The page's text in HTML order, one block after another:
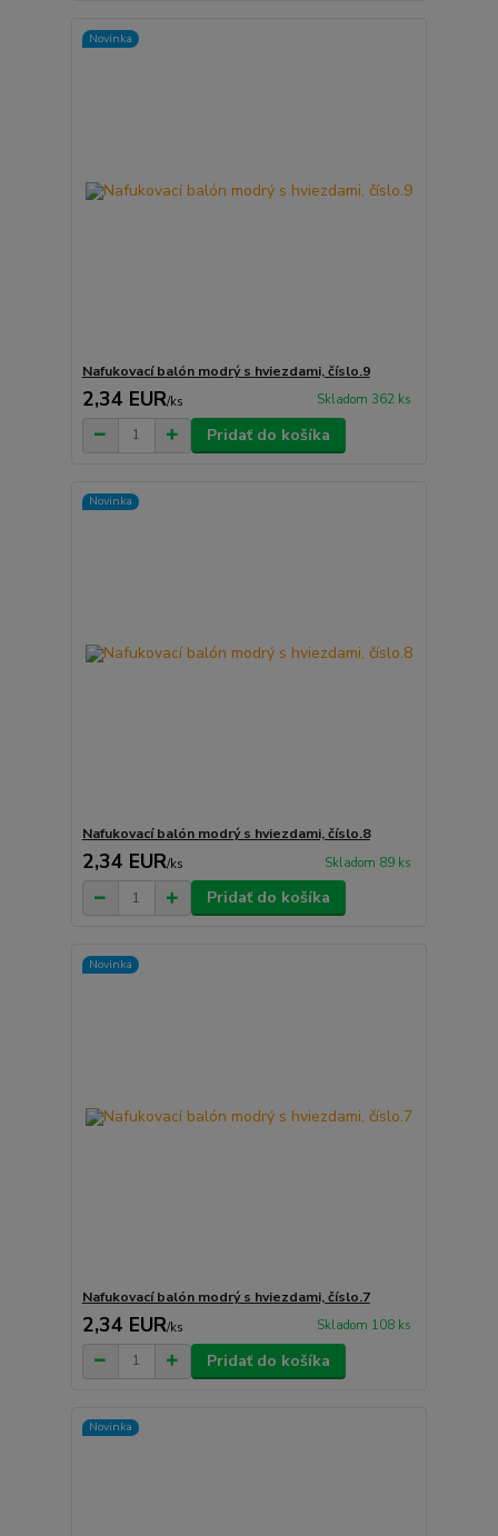
Novinka
Nafukovací balón modrý s hviezdami, číslo.9
2,34 EUR/ks Skladom 362 ks
Pridať do košíka
Novinka
Nafukovací balón modrý s hviezdami, číslo.8
2,34 EUR/ks Skladom 89 ks
Pridať do košíka
Novinka
Nafukovací balón modrý s hviezdami, číslo.7
2,34 EUR/ks Skladom 108 ks
Pridať do košíka
Novinka